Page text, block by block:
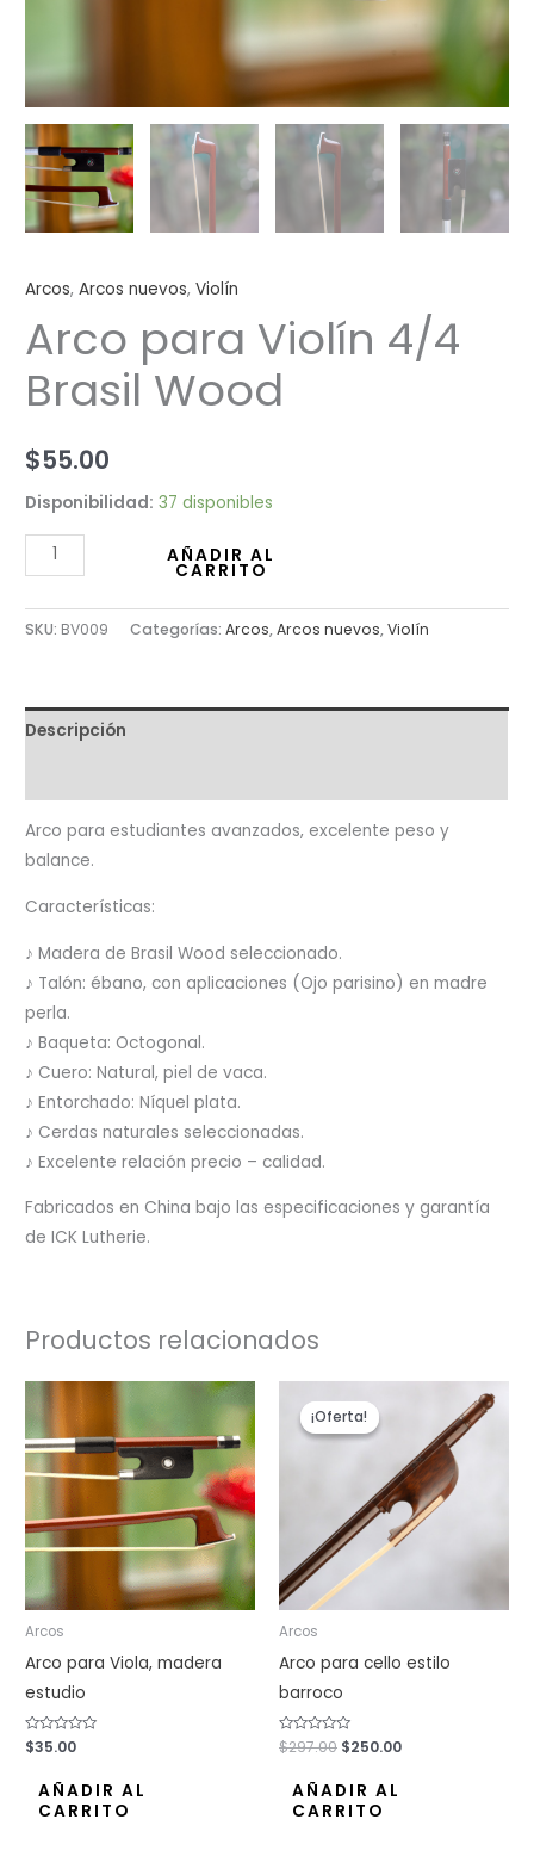
Arcos,Arcos nuevos,Violín
Arco para Violín 4/4
Brasil Wood
$55.00
Disponibilidad: 37 disponibles
AÑADIR AL
CARRITO
SKU: BV009 Categorías:Arcos,Arcos nuevos,Violín
Descripción
Arco para estudiantes avanzados, excelente peso y
balance.
Características:
♪ Madera de Brasil Wood seleccionado.
♪ Talón: ébano, con aplicaciones (Ojo parisino) en madre
perla.
♪ Baqueta: Octogonal.
♪ Cuero: Natural, piel de vaca.
♪ Entorchado: Níquel plata.
♪ Cerdas naturales seleccionadas.
♪ Excelente relación precio – calidad.
Fabricados en China bajo las especificaciones y garantía
de ICK Lutherie.
Productos relacionados
Arcos
Arco para Viola, madera
estudio
Valorado
con
$35.00
AÑADIR AL
CARRITO
¡Oferta!
¡Oferta!
Arcos
Arco para cello estilo
barroco
Valorado
con
$297.00
precio
original
era:
$297.00.
$250.00
actual
$250.00.
AÑADIR AL
CARRITO